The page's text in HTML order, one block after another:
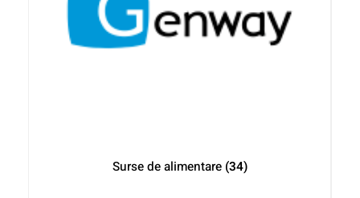
Surse de alimentare (34)